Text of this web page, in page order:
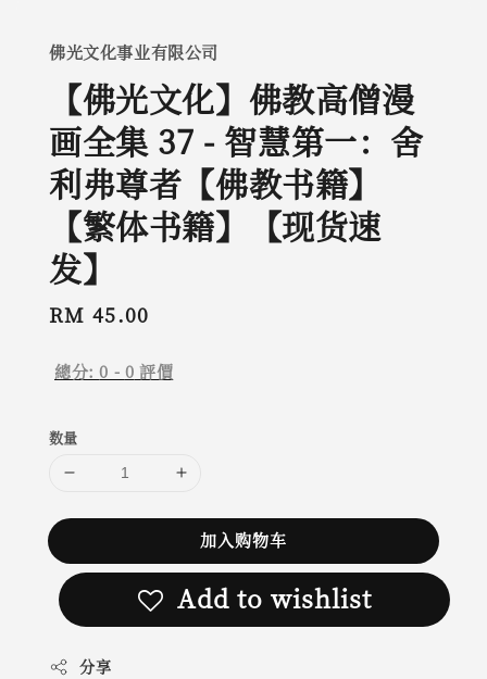
佛光文化事业有限公司
【佛光文化】佛教高僧漫
画全集 37 - 智慧第一：舍
利弗尊者【佛教书籍】
【繁体书籍】【现货速
发】
Regular
RM 45.00
總分:0 - 0 評價
数量
加入购物车
Add to wishlist
分享